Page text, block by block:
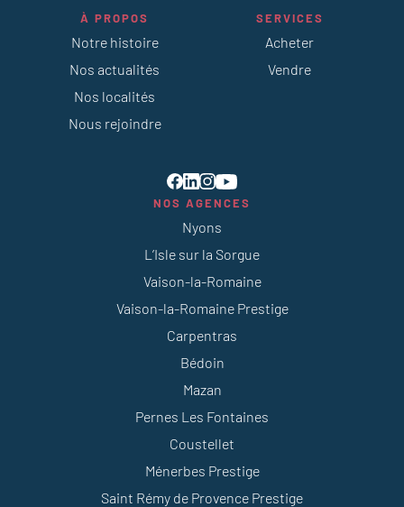
À PROPOS
Notre histoire
Nos actualités
Nos localités
Nous rejoindre
SERVICES
Acheter
Vendre
NOS AGENCES
Nyons
L’Isle sur la Sorgue
Vaison-la-Romaine
Vaison-la-Romaine Prestige
Carpentras
Bédoin
Mazan
Pernes Les Fontaines
Coustellet
Ménerbes Prestige
Saint Rémy de Provence Prestige